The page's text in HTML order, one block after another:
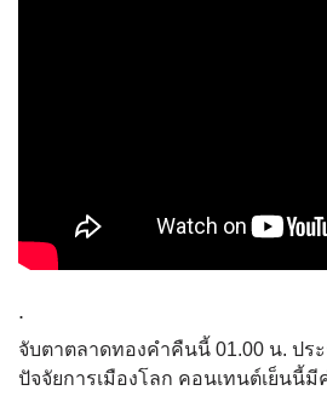
.
จับตาตลาดทองคำคืนนี้ 01.00 น. ปร
ปัจจัยการเมืองโลก คอนเทนต์เย็นนี้มี